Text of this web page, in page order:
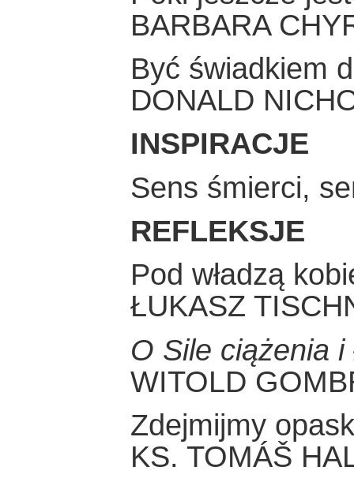
BARBARA
Być świadkiem
DONALD
INSPIRACJE
Sens śmierci,
REFLEKSJE
Pod władzą
ŁUKASZ
O Sile ciążenia i
WITOLD
Zdejmijmy
KS. TOMÁŠ